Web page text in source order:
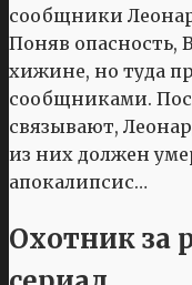
сообщники
Поняв опасность,
хижине, но туда
сообщниками.
связывают,
из них должен
апокалипсис…
Охотник за